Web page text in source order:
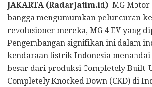
JAKARTA (RadarJatim.id) MG Motor
bangga mengumumkan peluncuran
revolusioner mereka, MG 4 EV yang
Pengembangan signifikan ini dalam
kendaraan listrik Indonesia menandai
besar dari produksi Completely Built-
Completely Knocked Down (CKD) di